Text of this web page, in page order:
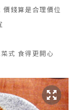
錢算是合理價位
式 食得更開心